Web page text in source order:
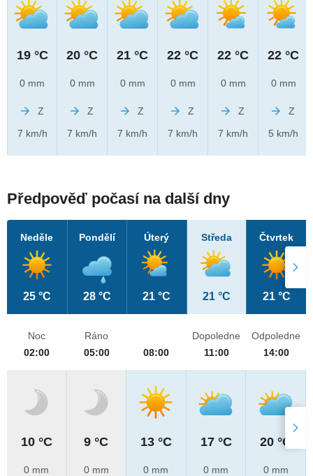
19 °C
0 mm
Z
7 km/h
20 °C
0 mm
Z
7 km/h
21 °C
0 mm
Z
7 km/h
22 °C
0 mm
Z
7 km/h
22 °C
0 mm
Z
7 km/h
22 °C
0 mm
Z
5 km/h
Předpověď počasí na další dny
Neděle
25 °C
Pondělí
28 °C
Úterý
21 °C
Středa
21 °C
Čtvrtek
21 °C
Noc
02:00
10 °C
0 mm
Ráno
05:00
9 °C
0 mm
08:00
13 °C
0 mm
Dopoledne
11:00
17 °C
0 mm
Odpoledne
14:00
20 °C
0 mm